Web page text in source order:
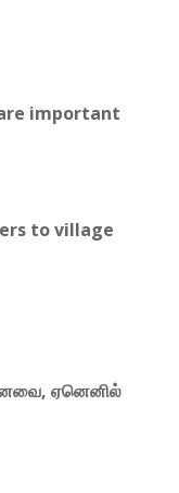
important
to village
ஏனெனில்